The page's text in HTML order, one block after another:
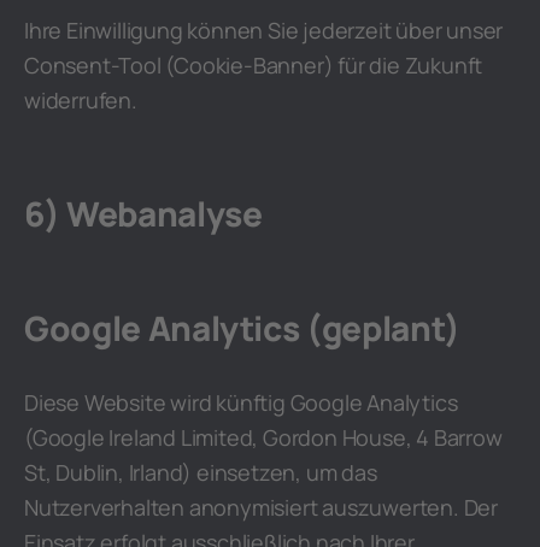
Ihre Einwilligung können Sie jederzeit über unser
Consent-Tool (Cookie-Banner) für die Zukunft
widerrufen.
6) Webanalyse
Google Analytics (geplant)
Diese Website wird künftig Google Analytics
(Google Ireland Limited, Gordon House, 4 Barrow
St, Dublin, Irland) einsetzen, um das
Nutzerverhalten anonymisiert auszuwerten. Der